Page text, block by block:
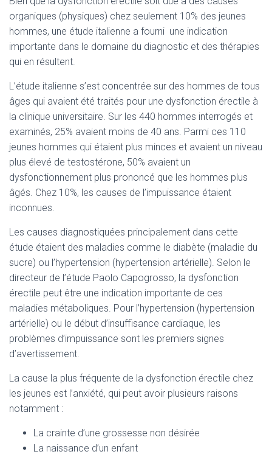
organiques (physiques) chez seulement 10% des jeunes
hommes, une étude italienne a fourni une indication
importante dans le domaine du diagnostic et des thérapies
qui en résultent.
L’étude italienne s’est concentrée sur des hommes de tous
âges qui avaient été traités pour une dysfonction érectile à
la clinique universitaire. Sur les 440 hommes interrogés et
examinés, 25% avaient moins de 40 ans. Parmi ces 110
jeunes hommes qui étaient plus minces et avaient un niveau
plus élevé de testostérone, 50% avaient un
dysfonctionnement plus prononcé que les hommes plus
âgés. Chez 10%, les causes de l’impuissance étaient
inconnues.
Les causes diagnostiquées principalement dans cette
étude étaient des maladies comme le diabète (maladie du
sucre) ou l’hypertension (hypertension artérielle). Selon le
directeur de l’étude Paolo Capogrosso, la dysfonction
érectile peut être une indication importante de ces
maladies métaboliques. Pour l’hypertension (hypertension
artérielle) ou le début d’insuffisance cardiaque, les
problèmes d’impuissance sont les premiers signes
d’avertissement.
La cause la plus fréquente de la dysfonction érectile chez
les jeunes est l’anxiété, qui peut avoir plusieurs raisons
notamment :
La crainte d’une grossesse non désirée
La naissance d’un enfant